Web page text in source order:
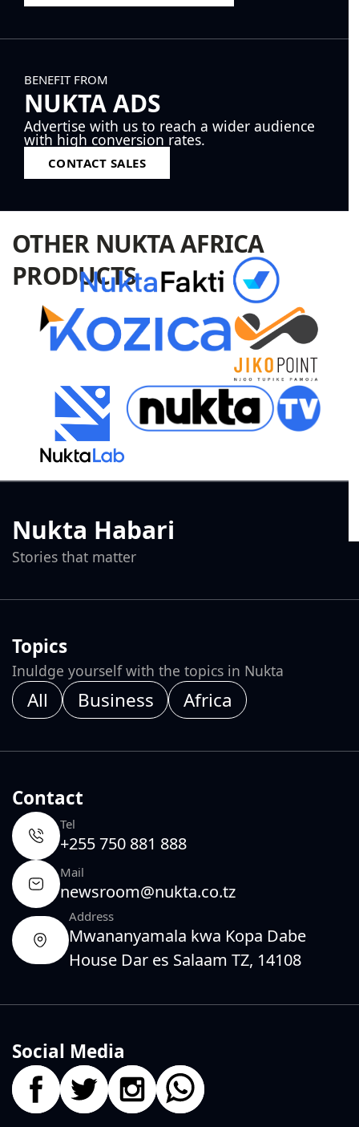
BENEFIT FROM
NUKTA ADS
Advertise with us to reach a wider audience
with high conversion rates.
CONTACT SALES
OTHER NUKTA AFRICA
PRODUCTS
Nukta Habari
Stories that matter
Topics
Inuldge yourself with the topics in Nukta
All Business Africa
Contact
Tel
+255 750 881 888
Mail
newsroom@nukta.co.tz
Address
Mwananyamala kwa Kopa Dabe
House Dar es Salaam TZ, 14108
Social Media